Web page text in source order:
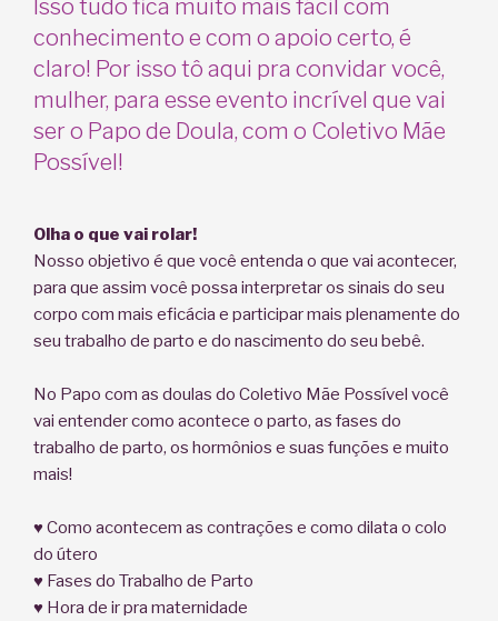
Isso tudo fica muito mais fácil com
conhecimento e com o apoio certo, é
claro! Por isso tô aqui pra convidar você,
mulher, para esse evento incrível que vai
ser o Papo de Doula, com o Coletivo Mãe
Possível!
Olha o que vai rolar!⠀
Nosso objetivo é que você entenda o que vai acontecer,
para que assim você possa interpretar os sinais do seu
corpo com mais eficácia e participar mais plenamente do
seu trabalho de parto e do nascimento do seu bebê.
No Papo com as doulas do Coletivo Mãe Possível você
vai entender como acontece o parto, as fases do
trabalho de parto, os hormônios e suas funções e muito
mais!
♥ Como acontecem as contrações e como dilata o colo
do útero
♥ Fases do Trabalho de Parto
♥ Hora de ir pra maternidade